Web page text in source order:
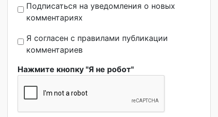
Подписаться на уведомления о новых
комментариях
Я согласен с правилами публикации
комментариев
Нажмите кнопку "Я не робот"